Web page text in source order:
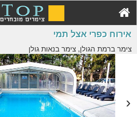
אירוח כפרי אצל תמי
צימר ברמת הגולן, צימר בנאות גולן